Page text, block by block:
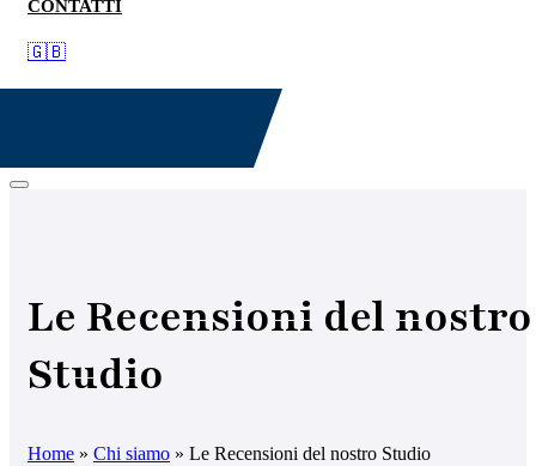
CONTATTI
🇬🇧
Le Recensioni del nostro
Studio
Home » Chi siamo » Le Recensioni del nostro Studio